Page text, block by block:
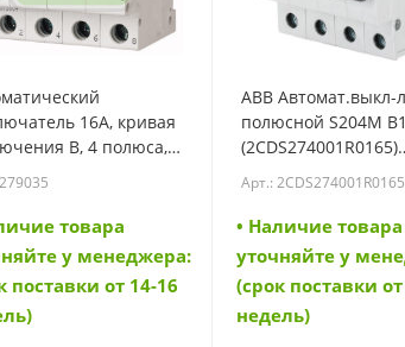
16А, кривая
В, 4 полюса,
B16/4) (279035)
товара
у менеджера:
поставки от 14-16
ABB Автомат.выкл-
полюсной S204M
(2CDS274001R0165)
Арт.: 2CDS274001R0165
• Наличие товара
уточняйте у
(срок поставки
недель)